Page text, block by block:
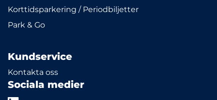
Korttidsparkering / Periodbiljetter
Park & Go
Kundservice
Kontakta oss
Sociala medier